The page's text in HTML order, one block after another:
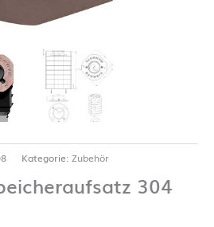
Kategorie: Zubehör
304